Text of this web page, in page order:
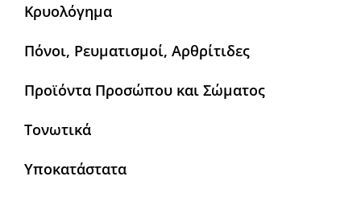
Κρυολόγημα
Πόνοι, Ρευματισμοί, Αρθρίτιδες
Προϊόντα Προσώπου και Σώματος
Τονωτικά
Υποκατάστατα